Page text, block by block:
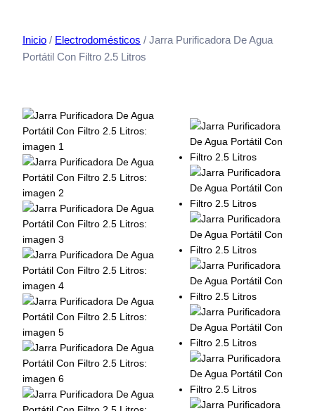
Inicio / Electrodomésticos / Jarra Purificadora De Agua
Portátil Con Filtro 2.5 Litros